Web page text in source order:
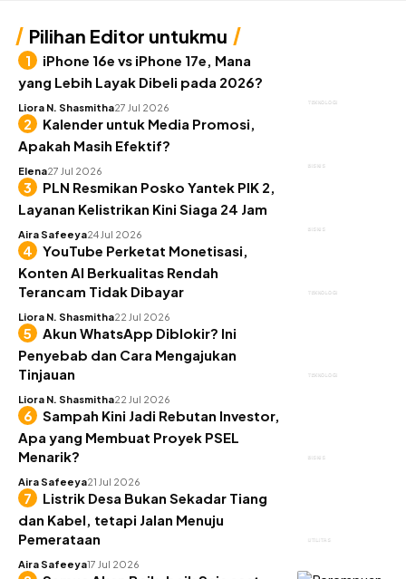
Pilihan Editor untukmu
TEKNOLOGI
iPhone 16e vs iPhone 17e, Mana
yang Lebih Layak Dibeli pada 2026?
Liora N. Shasmitha27 Jul 2026
BISNIS
Kalender untuk Media Promosi,
Apakah Masih Efektif?
Elena27 Jul 2026
BISNIS
PLN Resmikan Posko Yantek PIK 2,
Layanan Kelistrikan Kini Siaga 24 Jam
Aira Safeeya24 Jul 2026
TEKNOLOGI
YouTube Perketat Monetisasi,
Konten AI Berkualitas Rendah
Terancam Tidak Dibayar
Liora N. Shasmitha22 Jul 2026
TEKNOLOGI
Akun WhatsApp Diblokir? Ini
Penyebab dan Cara Mengajukan
Tinjauan
Liora N. Shasmitha22 Jul 2026
BISNIS
Sampah Kini Jadi Rebutan Investor,
Apa yang Membuat Proyek PSEL
Menarik?
Aira Safeeya21 Jul 2026
UTILITAS
Listrik Desa Bukan Sekadar Tiang
dan Kabel, tetapi Jalan Menuju
Pemerataan
Aira Safeeya17 Jul 2026